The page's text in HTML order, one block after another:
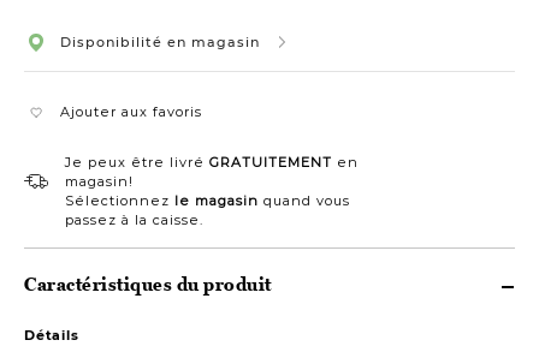
Disponibilité en magasin
Ajouter aux favoris
Je peux être livré GRATUITEMENT en
magasin!
Sélectionnez le magasin quand vous
passez à la caisse.
Caractéristiques du produit
Détails